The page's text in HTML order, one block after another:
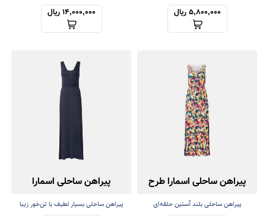
5,800,000 ریال 14,000,000 ریال
پیراهن ساحلی اسمارا طرح
میوه
پیراهن ساحلی بلند آستین حلقه‌ای
پیراهن ساحلی اسمارا
پیراهن ساحلی بسیار لطیف با تن‌خور زیبا